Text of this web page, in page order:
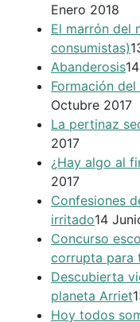
Enero 2018
El marrón del
consumistas)
Abanderosis
Formación
Octubre 2017
La pertinaz
2017
¿Hay algo al
2017
Confesiones
irritado14
Concurso
corrupta para
Descubierta
planeta Arriet
Hoy todos